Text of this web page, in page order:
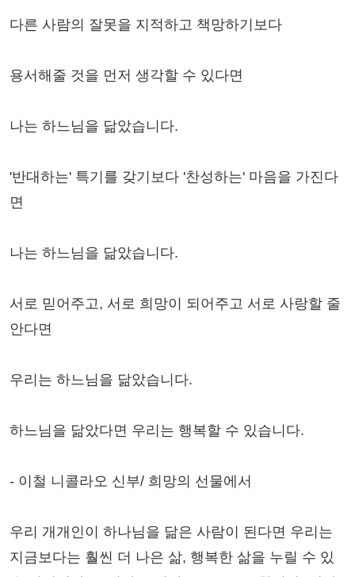
다른 사람의 잘못을 지적하고 책망하기보다
용서해줄 것을 먼저 생각할 수 있다면
나는 하느님을 닮았습니다.
'반대하는' 특기를 갖기보다 '찬성하는' 마음을 가진다
면
나는 하느님을 닮았습니다.
서로 믿어주고, 서로 희망이 되어주고 서로 사랑할 줄
안다면
우리는 하느님을 닮았습니다.
하느님을 닮았다면 우리는 행복할 수 있습니다.
- 이철 니콜라오 신부/ 희망의 선물에서
우리 개개인이 하나님을 닮은 사람이 된다면 우리는
지금보다는 훨씬 더 나은 삶, 행복한 삶을 누릴 수 있